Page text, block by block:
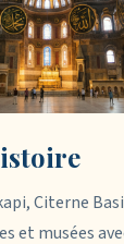
Citerne
et musées